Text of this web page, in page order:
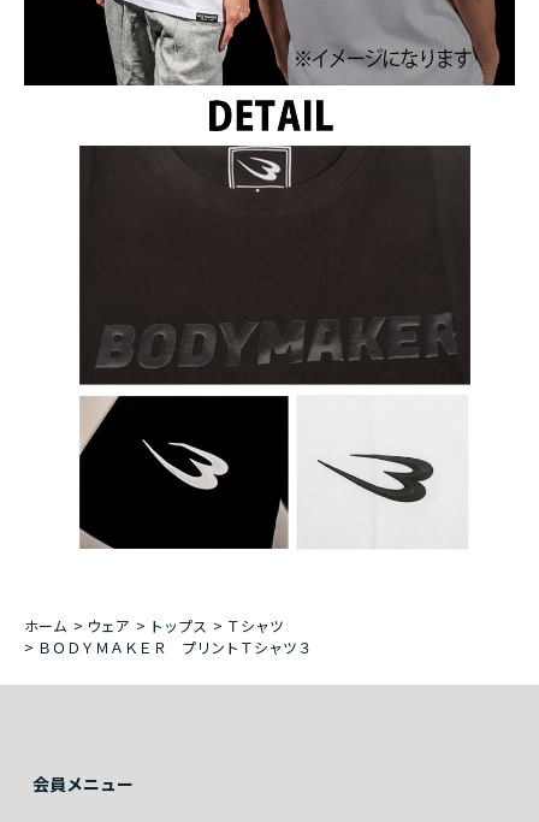
ホーム > ウェア > トップス > Ｔシャツ
> ＢＯＤＹＭＡＫＥＲ プリントＴシャツ３
会員メニュー